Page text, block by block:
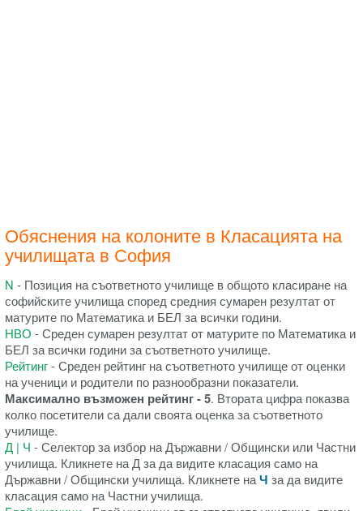
Обяснения на колоните в Класацията на
училищата в София
N - Позиция на съответното училище в общото класиране на
софийските училища според средния сумарен резултат от
матурите по Математика и БЕЛ за всички години.
НВО - Среден сумарен резултат от матурите по Математика и
БЕЛ за всички години за съответното училище.
Рейтинг- Среден рейтинг на съответното училище от оценки
на ученици и родители по разнообразни показатели.
Максимално възможен рейтинг - 5. Втората цифра показва
колко посетители са дали своята оценка за съответното
училище.
Д | Ч - Селектор за избор на Държавни / Общински или Частни
училища. Кликнете на Д за да видите класация само на
Държавни / Общински училища. Кликнете наЧ за да видите
класация само на Частни училища.